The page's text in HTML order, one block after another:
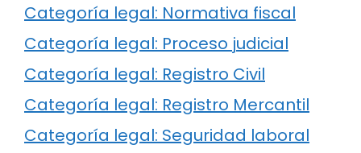
Categoría legal: Normativa fiscal
Categoría legal: Proceso judicial
Categoría legal: Registro Civil
Categoría legal: Registro Mercantil
Categoría legal: Seguridad laboral